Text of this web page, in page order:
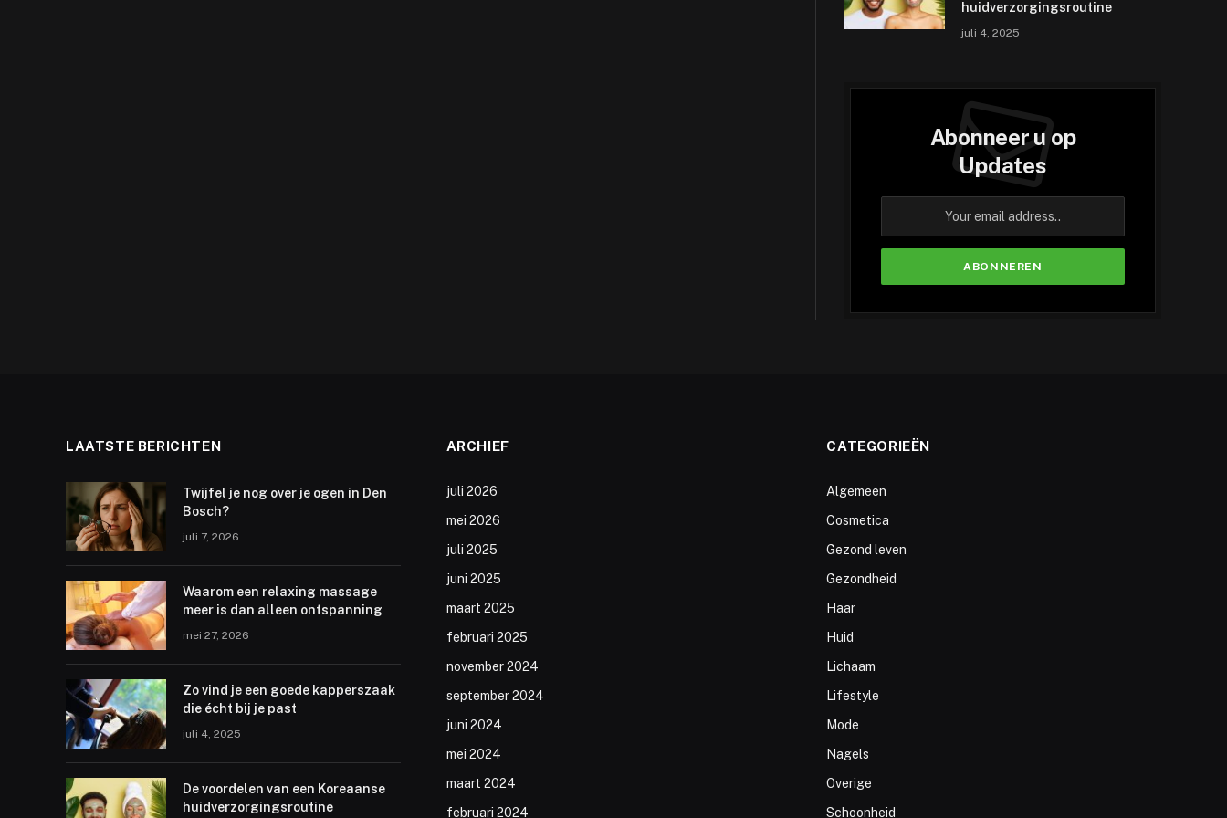
huidverzorgingsroutine
juli 4, 2025
Abonneer u op
Updates
LAATSTE BERICHTEN
Twijfel je nog over je ogen in Den
Bosch?
juli 7, 2026
Waarom een relaxing massage
meer is dan alleen ontspanning
mei 27, 2026
Zo vind je een goede kapperszaak
die écht bij je past
juli 4, 2025
De voordelen van een Koreaanse
huidverzorgingsroutine
ARCHIEF
juli 2026
mei 2026
juli 2025
juni 2025
maart 2025
februari 2025
november 2024
september 2024
juni 2024
mei 2024
maart 2024
februari 2024
CATEGORIEËN
Algemeen
Cosmetica
Gezond leven
Gezondheid
Haar
Huid
Lichaam
Lifestyle
Mode
Nagels
Overige
Schoonheid